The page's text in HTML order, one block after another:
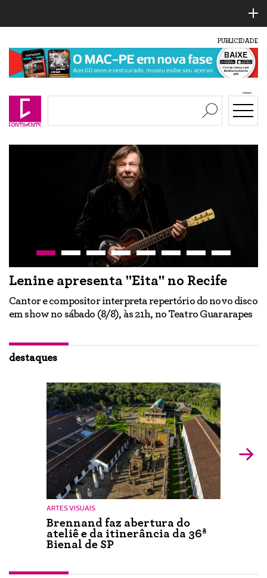
PUBLICIDADE
Lenine apresenta "Eita" no Recife
Cantor e compositor interpreta repertório do novo disco
em show no sábado (8/8), às 21h, no Teatro Guararapes
destaques
ARTES VISUAIS
Brennand faz abertura do
ateliê e da itinerância da 36ª
Bienal de SP